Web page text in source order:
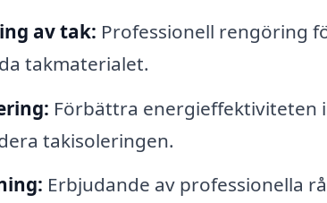
av tak: Professionell rengöring
takmaterialet.
Förbättra energieffektiviteten
takisoleringen.
Erbjudande av professionella